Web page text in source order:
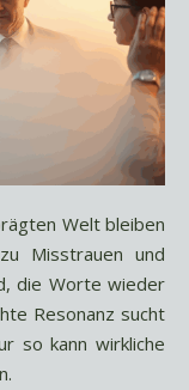
Misstrauen und
die Worte wieder
Resonanz sucht
so kann wirkliche